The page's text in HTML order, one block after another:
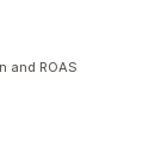
and ROAS